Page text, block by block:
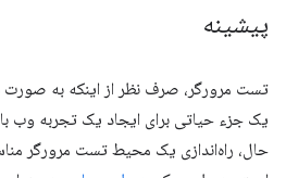
پیشینه
تست مرورگر، صرف نظر از اینکه به صورت
یک جزء حیاتی برای ایجاد یک تجربه وب
حال، راه‌اندازی یک محیط تست مرورگر